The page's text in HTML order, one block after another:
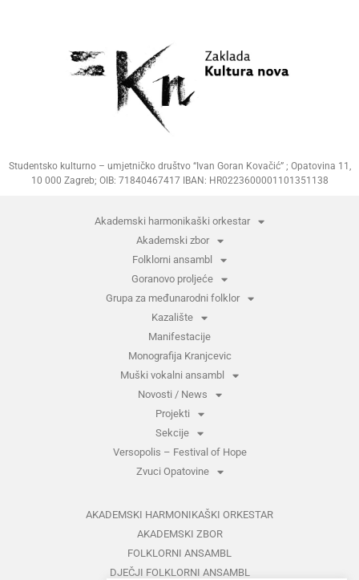
Studentsko kulturno – umjetničko društvo “Ivan Goran Kovačić” ; Opatovina 11,
10 000 Zagreb; OIB: 71840467417 IBAN: HR0223600001101351138
Akademski harmonikaški orkestar
Akademski zbor
Folklorni ansambl
Goranovo proljeće
Grupa za međunarodni folklor
Kazalište
Manifestacije
Monografija Kranjcevic
Muški vokalni ansambl
Novosti / News
Projekti
Sekcije
Versopolis – Festival of Hope
Zvuci Opatovine
AKADEMSKI HARMONIKAŠKI ORKESTAR
AKADEMSKI ZBOR
FOLKLORNI ANSAMBL
DJEČJI FOLKLORNI ANSAMBL